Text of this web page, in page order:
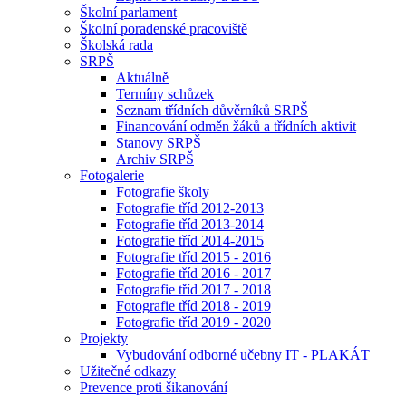
Školní parlament
Školní poradenské pracoviště
Školská rada
SRPŠ
Aktuálně
Termíny schůzek
Seznam třídních důvěrníků SRPŠ
Financování odměn žáků a třídních aktivit
Stanovy SRPŠ
Archiv SRPŠ
Fotogalerie
Fotografie školy
Fotografie tříd 2012-2013
Fotografie tříd 2013-2014
Fotografie tříd 2014-2015
Fotografie tříd 2015 - 2016
Fotografie tříd 2016 - 2017
Fotografie tříd 2017 - 2018
Fotografie tříd 2018 - 2019
Fotografie tříd 2019 - 2020
Projekty
Vybudování odborné učebny IT - PLAKÁT
Užitečné odkazy
Prevence proti šikanování